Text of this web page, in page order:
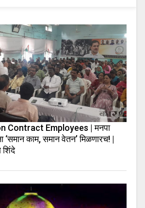
Contract Employees | मनपा
‘समान काम, समान वेतन’ मिळणारच! |
शिंदे